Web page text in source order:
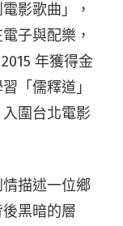
影歌曲」，
子與配樂，
年獲得金
「儒釋道」
圍台北電影
描述一位鄉
黑暗的層